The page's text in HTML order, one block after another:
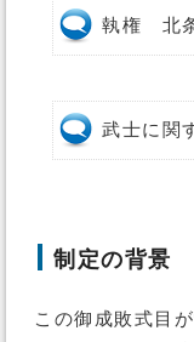
執権 北
武士に関
制定の背景
この御成敗式目